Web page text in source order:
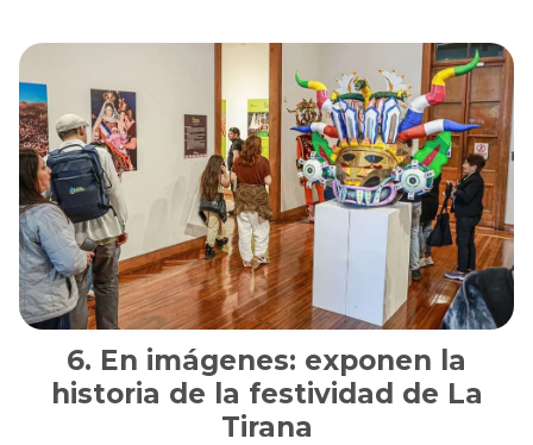
En imágenes: exponen la
historia de la festividad de La
Tirana